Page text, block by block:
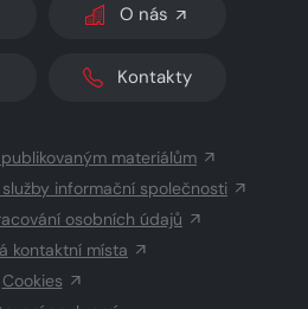
O nás
Kontakty
materiálům
informační společnosti
osobních údajů
kontaktní místa
Cookies